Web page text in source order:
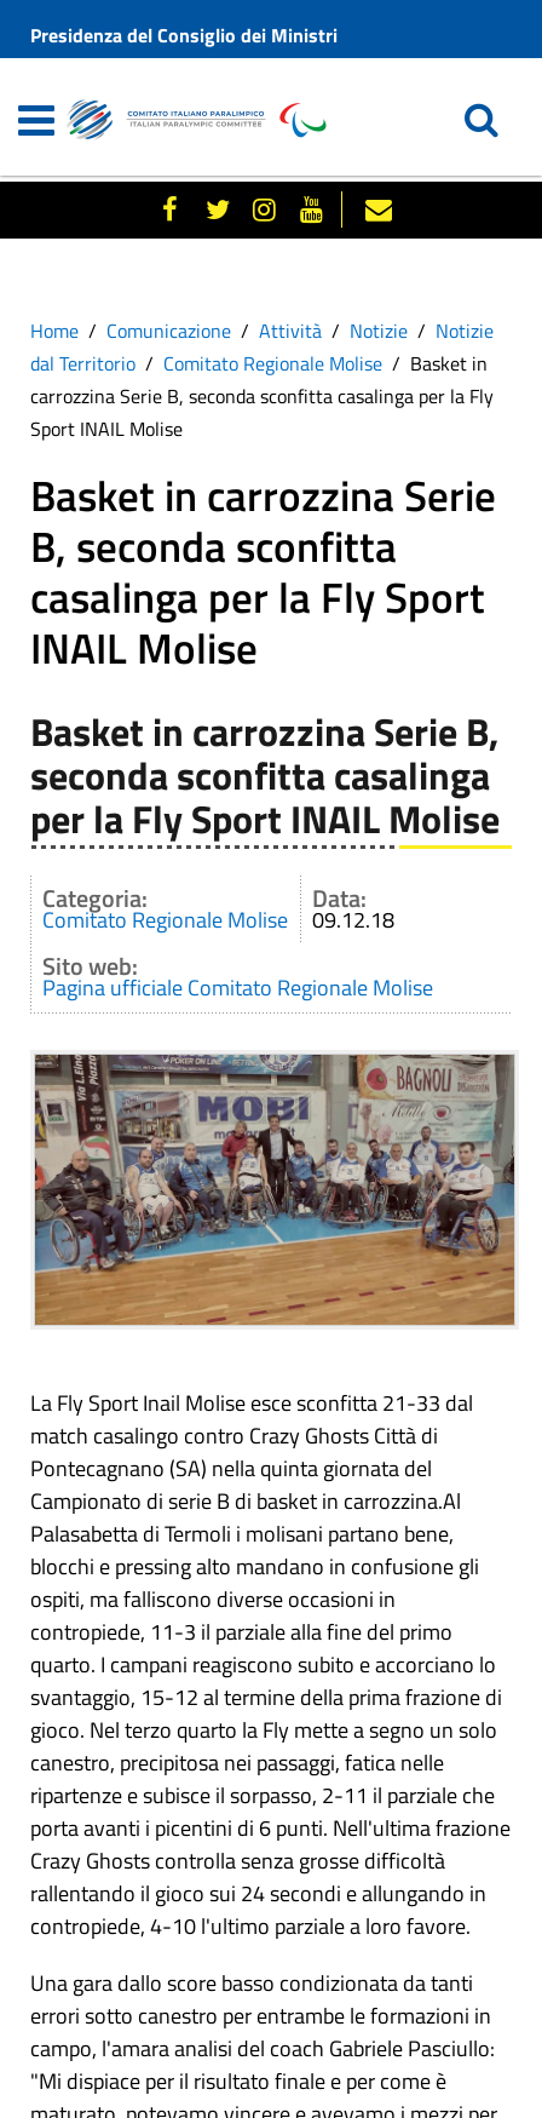
Presidenza del Consiglio dei Ministri
Home Comunicazione Attività Notizie
Notizie
dal Territorio
Comitato Regionale Molise
Basket in
carrozzina Serie B, seconda sconfitta casalinga per la Fly
Sport INAIL Molise
Basket in carrozzina Serie
B, seconda sconfitta
casalinga per la Fly Sport
INAIL Molise
Basket in carrozzina Serie B,
seconda sconfitta casalinga
per la Fly Sport INAIL Molise
Categoria:
Comitato Regionale Molise
Data:
09.12.18
Sito web:
Pagina ufficiale Comitato Regionale Molise
La Fly Sport Inail Molise esce sconfitta 21-33 dal
match casalingo contro Crazy Ghosts Città di
Pontecagnano (SA) nella quinta giornata del
Campionato di serie B di basket in carrozzina.Al
Palasabetta di Termoli i molisani partano bene,
blocchi e pressing alto mandano in confusione gli
ospiti, ma falliscono diverse occasioni in
contropiede, 11-3 il parziale alla fine del primo
quarto. I campani reagiscono subito e accorciano lo
svantaggio, 15-12 al termine della prima frazione di
gioco. Nel terzo quarto la Fly mette a segno un solo
canestro, precipitosa nei passaggi, fatica nelle
ripartenze e subisce il sorpasso, 2-11 il parziale che
porta avanti i picentini di 6 punti. Nell'ultima frazione
Crazy Ghosts controlla senza grosse difficoltà
rallentando il gioco sui 24 secondi e allungando in
contropiede, 4-10 l'ultimo parziale a loro favore.
Una gara dallo score basso condizionata da tanti
errori sotto canestro per entrambe le formazioni in
campo, l'amara analisi del coach Gabriele Pasciullo:
"Mi dispiace per il risultato finale e per come è